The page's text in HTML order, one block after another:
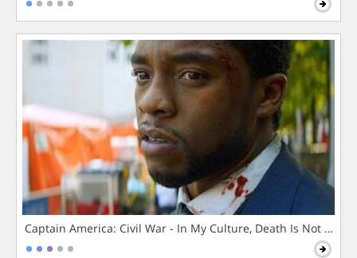
Captain America: Civil War - In My Culture, Death Is Not The